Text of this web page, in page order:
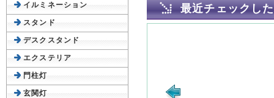
最近チェックし
イルミネーション
スタンド
デスクスタンド
エクステリア
門柱灯
玄関灯